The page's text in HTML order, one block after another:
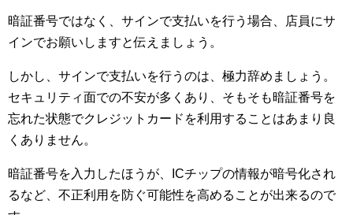
暗証番号ではなく、サインで支払いを行う場合、店員にサ
インでお願いしますと伝えましょう。
しかし、サインで支払いを行うのは、極力辞めましょう。
セキュリティ面での不安が多くあり、そもそも暗証番号を
忘れた状態でクレジットカードを利用することはあまり良
くありません。
暗証番号を入力したほうが、ICチップの情報が暗号化され
るなど、不正利用を防ぐ可能性を高めることが出来るので